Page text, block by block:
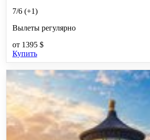
7/6 (+1)
Вылеты регулярно
от 1395 $
Купить